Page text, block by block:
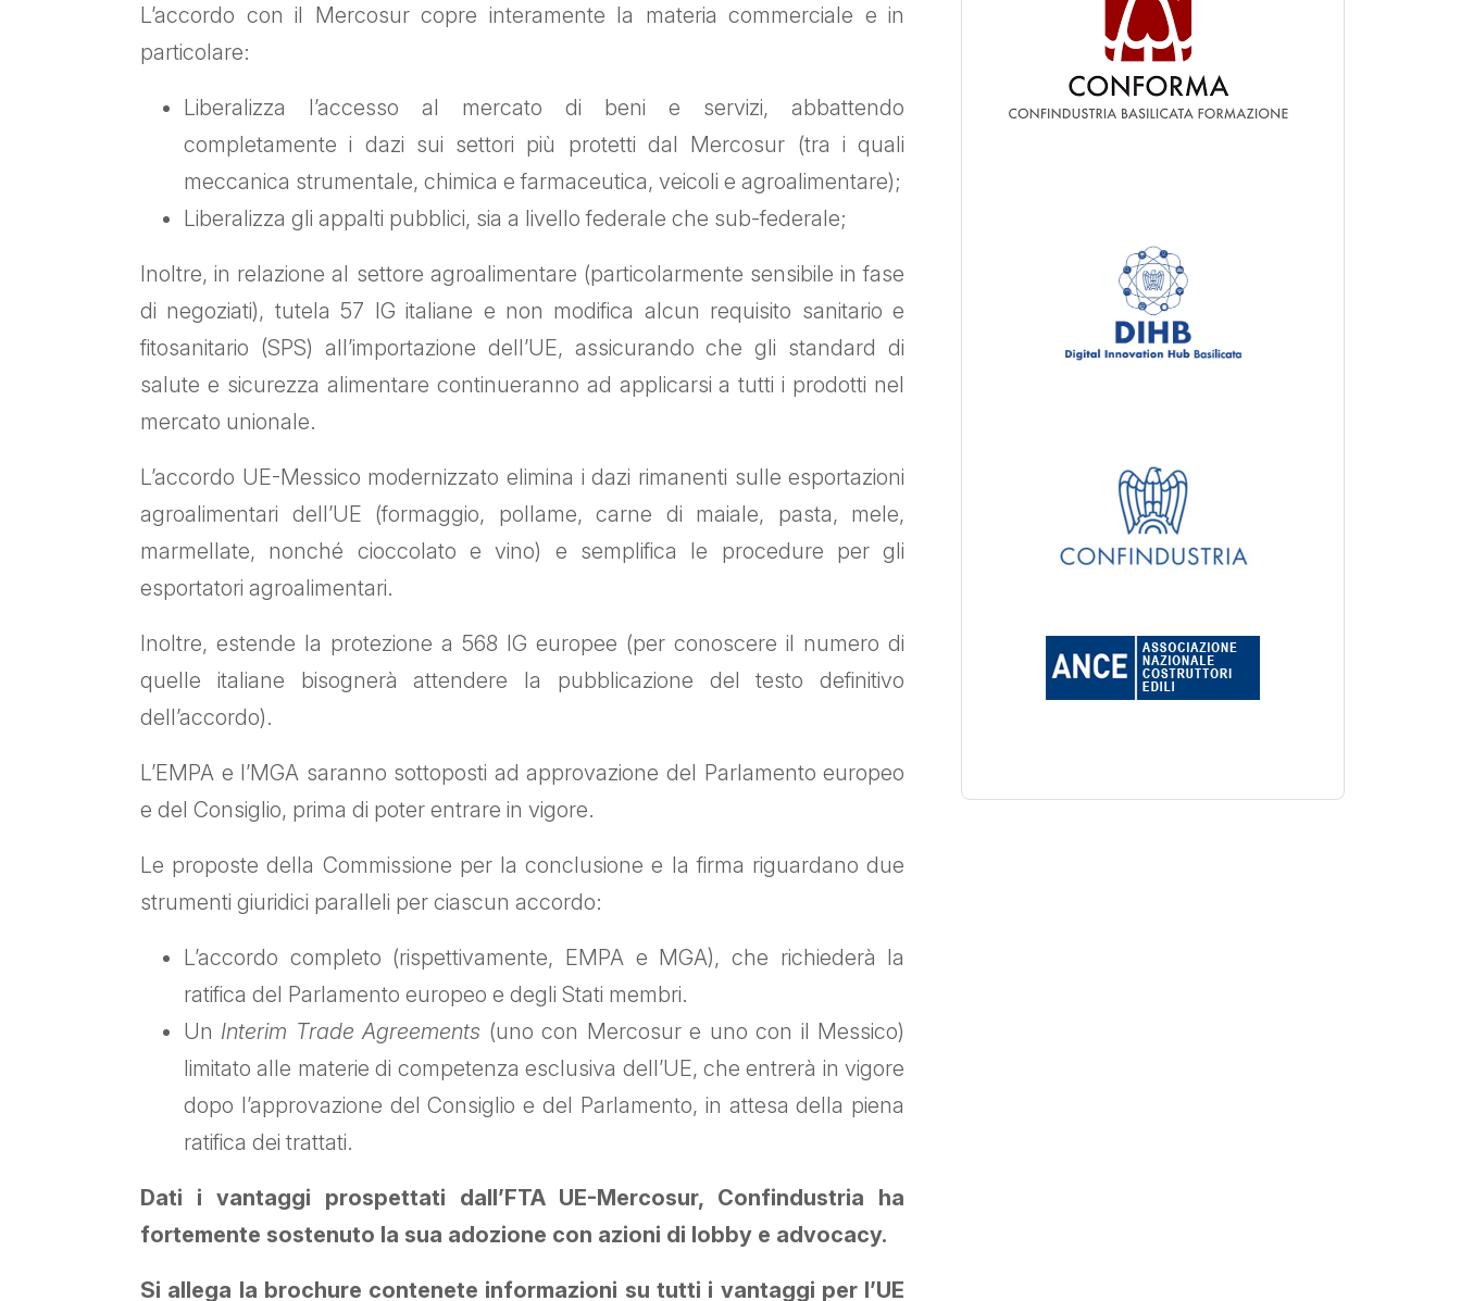
L’accordo con il Mercosur copre interamente la materia commerciale e in
particolare:
Liberalizza l’accesso al mercato di beni e servizi, abbattendo
completamente i dazi sui settori più protetti dal Mercosur (tra i quali
meccanica strumentale, chimica e farmaceutica, veicoli e agroalimentare);
Liberalizza gli appalti pubblici, sia a livello federale che sub-federale;
Inoltre, in relazione al settore agroalimentare (particolarmente sensibile in fase
di negoziati), tutela 57 IG italiane e non modifica alcun requisito sanitario e
fitosanitario (SPS) all’importazione dell’UE, assicurando che gli standard di
salute e sicurezza alimentare continueranno ad applicarsi a tutti i prodotti nel
mercato unionale.
L’accordo UE-Messico modernizzato elimina i dazi rimanenti sulle esportazioni
agroalimentari dell’UE (formaggio, pollame, carne di maiale, pasta, mele,
marmellate, nonché cioccolato e vino) e semplifica le procedure per gli
esportatori agroalimentari.
Inoltre, estende la protezione a 568 IG europee (per conoscere il numero di
quelle italiane bisognerà attendere la pubblicazione del testo definitivo
dell’accordo).
L’EMPA e l’MGA saranno sottoposti ad approvazione del Parlamento europeo
e del Consiglio, prima di poter entrare in vigore.
Le proposte della Commissione per la conclusione e la firma riguardano due
strumenti giuridici paralleli per ciascun accordo:
L’accordo completo (rispettivamente, EMPA e MGA), che richiederà la
ratifica del Parlamento europeo e degli Stati membri.
Un Interim Trade Agreements (uno con Mercosur e uno con il Messico)
limitato alle materie di competenza esclusiva dell’UE, che entrerà in vigore
dopo l’approvazione del Consiglio e del Parlamento, in attesa della piena
ratifica dei trattati.
Dati i vantaggi prospettati dall’FTA UE-Mercosur, Confindustria ha
fortemente sostenuto la sua adozione con azioni di lobby e advocacy.
Si allega la brochure contenete informazioni su tutti i vantaggi per l’UE